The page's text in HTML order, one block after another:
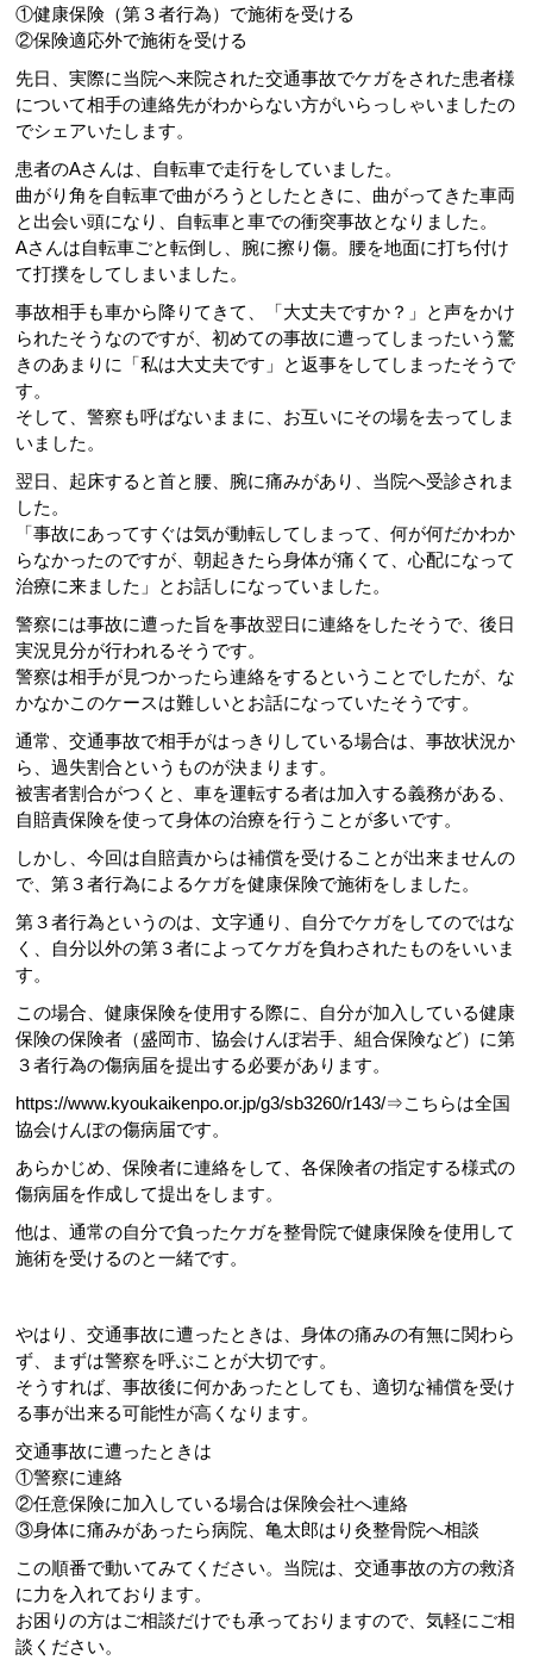
①健康保険（第３者行為）で施術を受ける
②保険適応外で施術を受ける
先日、実際に当院へ来院された交通事故でケガをされた患者様
について相手の連絡先がわからない方がいらっしゃいましたの
でシェアいたします。
患者のAさんは、自転車で走行をしていました。
曲がり角を自転車で曲がろうとしたときに、曲がってきた車両
と出会い頭になり、自転車と車での衝突事故となりました。
Aさんは自転車ごと転倒し、腕に擦り傷。腰を地面に打ち付け
て打撲をしてしまいました。
事故相手も車から降りてきて、「大丈夫ですか？」と声をかけ
られたそうなのですが、初めての事故に遭ってしまったいう驚
きのあまりに「私は大丈夫です」と返事をしてしまったそうで
す。
そして、警察も呼ばないままに、お互いにその場を去ってしま
いました。
翌日、起床すると首と腰、腕に痛みがあり、当院へ受診されま
した。
「事故にあってすぐは気が動転してしまって、何が何だかわか
らなかったのですが、朝起きたら身体が痛くて、心配になって
治療に来ました」とお話しになっていました。
警察には事故に遭った旨を事故翌日に連絡をしたそうで、後日
実況見分が行われるそうです。
警察は相手が見つかったら連絡をするということでしたが、な
かなかこのケースは難しいとお話になっていたそうです。
通常、交通事故で相手がはっきりしている場合は、事故状況か
ら、過失割合というものが決まります。
被害者割合がつくと、車を運転する者は加入する義務がある、
自賠責保険を使って身体の治療を行うことが多いです。
しかし、今回は自賠責からは補償を受けることが出来ませんの
で、第３者行為によるケガを健康保険で施術をしました。
第３者行為というのは、文字通り、自分でケガをしてのではな
く、自分以外の第３者によってケガを負わされたものをいいま
す。
この場合、健康保険を使用する際に、自分が加入している健康
保険の保険者（盛岡市、協会けんぽ岩手、組合保険など）に第
３者行為の傷病届を提出する必要があります。
https://www.kyoukaikenpo.or.jp/g3/sb3260/r143/⇒こちらは全国
協会けんぽの傷病届です。
あらかじめ、保険者に連絡をして、各保険者の指定する様式の
傷病届を作成して提出をします。
他は、通常の自分で負ったケガを整骨院で健康保険を使用して
施術を受けるのと一緒です。
やはり、交通事故に遭ったときは、身体の痛みの有無に関わら
ず、まずは警察を呼ぶことが大切です。
そうすれば、事故後に何かあったとしても、適切な補償を受け
る事が出来る可能性が高くなります。
交通事故に遭ったときは
①警察に連絡
②任意保険に加入している場合は保険会社へ連絡
③身体に痛みがあったら病院、亀太郎はり灸整骨院へ相談
この順番で動いてみてください。当院は、交通事故の方の救済
に力を入れております。
お困りの方はご相談だけでも承っておりますので、気軽にご相
談ください。